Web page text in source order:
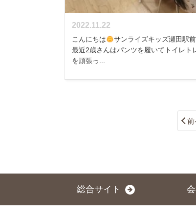
2022.11.22
こんにちは
サンライズキッズ瀬田駅前
最近2歳さんはパンツを履いてトイレト
を頑張っ...
前
総合サイト